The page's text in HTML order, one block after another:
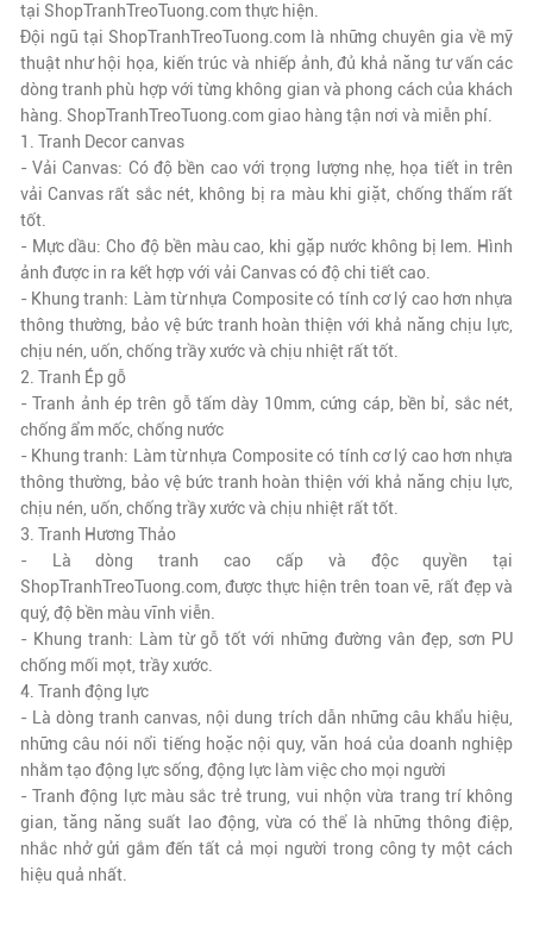
tại ShopTranhTreoTuong.comthực hiện.
Đội ngũ tại ShopTranhTreoTuong.comlà những chuyên gia về mỹ
thuật như hội họa, kiến trúc và nhiếp ảnh, đủ khả năng tư vấn các
dòng tranh phù hợp với từng không gian và phong cách của khách
hàng. ShopTranhTreoTuong.comgiao hàng tận nơi và miễn phí.
1. Tranh Decor canvas
- Vải Canvas: Có độ bền cao với trọng lượng nhẹ, họa tiết in trên
vải Canvas rất sắc nét, không bị ra màu khi giặt, chống thấm rất
tốt.
- Mực dầu: Cho độ bền màu cao, khi gặp nước không bị lem. Hình
ảnh được in ra kết hợp với vải Canvas có độ chi tiết cao.
- Khung tranh: Làm từ nhựa Composite có tính cơ lý cao hơn nhựa
thông thường, bảo vệ bức tranh hoàn thiện với khả năng chịu lực,
chịu nén, uốn, chống trầy xước và chịu nhiệt rất tốt.
2. Tranh Ép gỗ
- Tranh ảnh ép trên gỗ tấm dày 10mm, cứng cáp, bền bỉ, sắc nét,
chống ẩm mốc, chống nước
- Khung tranh: Làm từ nhựa Composite có tính cơ lý cao hơn nhựa
thông thường, bảo vệ bức tranh hoàn thiện với khả năng chịu lực,
chịu nén, uốn, chống trầy xước và chịu nhiệt rất tốt.
3. Tranh Hương Thảo
- Là dòng tranh cao cấp và độc quyền tại
ShopTranhTreoTuong.com, được thực hiện trên toan vẽ, rất đẹp và
quý, độ bền màu vĩnh viễn.
- Khung tranh: Làm từ gỗ tốt với những đường vân đẹp, sơn PU
chống mối mọt, trầy xước.
4. Tranh động lực
- Là dòng tranh canvas, nội dung trích dẫn những câu khẩu hiệu,
những câu nói nổi tiếng hoặc nội quy, văn hoá của doanh nghiệp
nhằm tạo động lực sống, động lực làm việc cho mọi người
- Tranh động lực màu sắc trẻ trung, vui nhộn vừa trang trí không
gian, tăng năng suất lao động, vừa có thể là những thông điệp,
nhắc nhở gửi gắm đến tất cả mọi người trong công ty một cách
hiệu quả nhất.